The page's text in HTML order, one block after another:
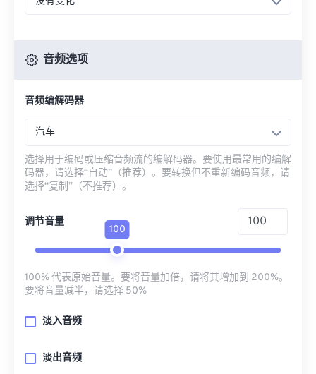
音频选项
音频编解码器
汽车
选择用于编码或压缩音频流的编解码器。要使用最常用的编解
码器，请选择“自动”（推荐）。要转换但不重新编码音频，请
选择“复制”（不推荐）。
调节音量
100
100% 代表原始音量。要将音量加倍，请将其增加到 200%。
要将音量减半，请选择 50%
淡入音频
淡出音频